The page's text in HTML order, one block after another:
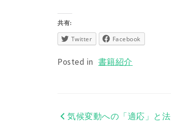
共有:
Twitter Facebook
Posted in 書籍紹介
投気候変動への「適応」と法